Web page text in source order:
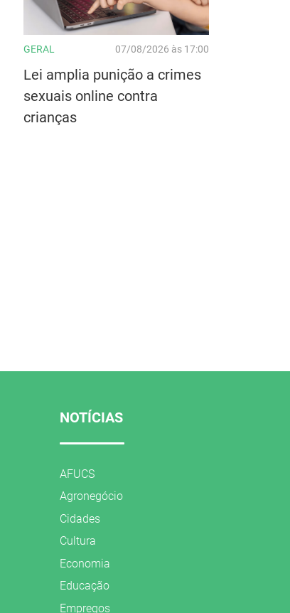
GERAL 07/08/2026 às 17:00
Lei amplia punição a crimes
sexuais online contra
crianças
NOTÍCIAS
AFUCS
Agronegócio
Cidades
Cultura
Economia
Educação
Empregos